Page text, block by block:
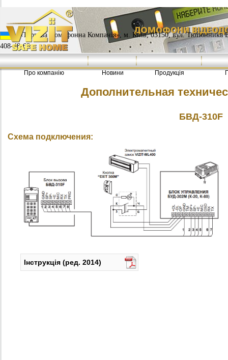
«Торгова Домофонна Компанія», м. Київ, 03150, вул. Тютюнника
408-48-68
Про компанію Новини Продукція
Дополнительная
БВД-310F
Схема подключения:
Інструкція (ред. 2014)